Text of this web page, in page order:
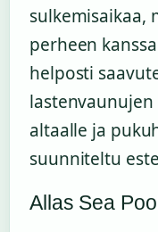
sulkemisaikaa,
perheen
helposti
lastenvaunujen
altaalle ja
suunniteltu
Allas Sea